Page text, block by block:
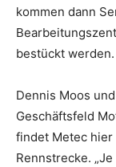
kommen dann
bestückt werden.
Dennis Moos
Geschäftsfeld
findet Metec
Rennstrecke.